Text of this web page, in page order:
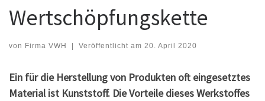
Wertschöpfungskette
von Firma VWH Veröffentlicht am 20. April 2020
Ein für die Herstellung von Produkten oft eingesetztes
Material ist Kunststoff. Die Vorteile dieses Werkstoffes